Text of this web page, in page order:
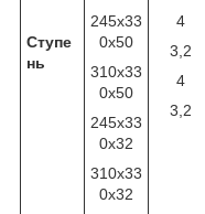
Ступе
нь
245x33
0x50
310х33
0х50
245x33
0x32
310x33
0x32
4
3,2
4
3,2